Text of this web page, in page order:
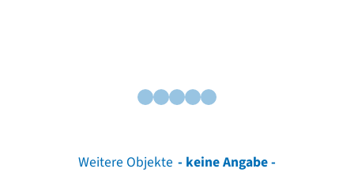
Weitere Objekte - keine Angabe -